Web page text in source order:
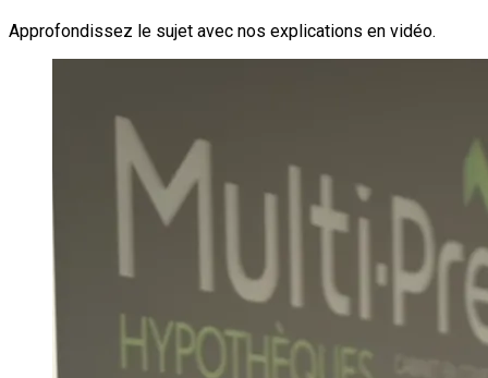
Approfondissez le sujet avec nos explications en vidéo.